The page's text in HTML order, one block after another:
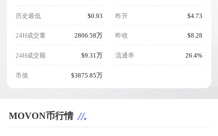
历史最低 $0.93
24H成交量 2806.58万
24H成交额 $9.31万
市值 $3875.85万
昨开 $4.73
昨收 $8.28
流通率 26.4%
MOVON币行情